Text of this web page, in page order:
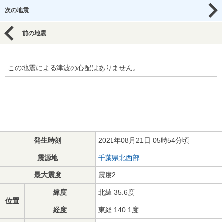
次の地震
前の地震
この地震による津波の心配はありません。
発生時刻 2021年08月21日 05時54分頃
震源地 千葉県北西部
最大震度 震度2
位置
緯度 北緯 35.6度
経度 東経 140.1度